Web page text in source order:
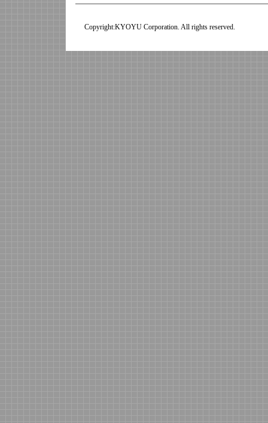
Copyright:KYOYU Corporation. All rights reserved.